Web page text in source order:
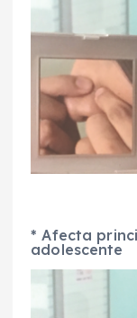
* Afecta
adolescente